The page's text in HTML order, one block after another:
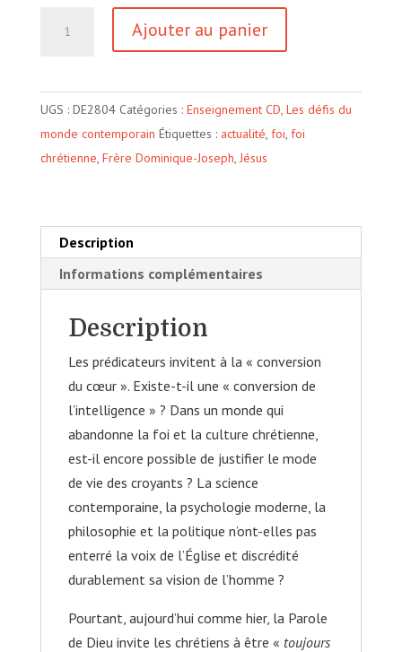
on
encore
défendre
la
Ajouter au panier
UGS : DE2804 Catégories : Enseignement CD, Les défis du
monde contemporain Étiquettes : actualité, foi, foi
chrétienne, Frère Dominique-Joseph, Jésus
Description
Informations complémentaires
Description
Les prédicateurs invitent à la « conversion
du cœur ». Existe-t-il une « conversion de
l’intelligence » ? Dans un monde qui
abandonne la foi et la culture chrétienne,
est-il encore possible de justifier le mode
de vie des croyants ? La science
contemporaine, la psychologie moderne, la
philosophie et la politique n’ont-elles pas
enterré la voix de l’Église et discrédité
durablement sa vision de l’homme ?
Pourtant, aujourd’hui comme hier, la Parole
de Dieu invite les chrétiens à être « toujours